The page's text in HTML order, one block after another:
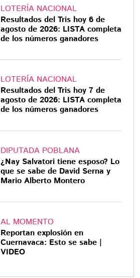
LOTERÍA NACIONAL
Resultados del Tris hoy 6 de
agosto de 2026: LISTA completa
de los números ganadores
LOTERÍA NACIONAL
Resultados del Tris hoy 7 de
agosto de 2026: LISTA completa
de los números ganadores
DIPUTADA POBLANA
¿Nay Salvatori tiene esposo? Lo
que se sabe de David Serna y
Mario Alberto Montero
AL MOMENTO
Reportan explosión en
Cuernavaca: Esto se sabe |
VIDEO